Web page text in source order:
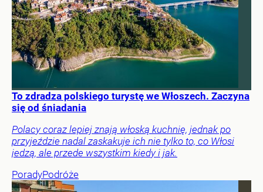
To zdradza polskiego turystę we Włoszech. Zaczyna
się od śniadania
Polacy coraz lepiej znają włoską kuchnię, jednak po
przyjeździe nadal zaskakuje ich nie tylko to, co Włosi
jedzą, ale przede wszystkim kiedy i jak.
PoradyPodróże